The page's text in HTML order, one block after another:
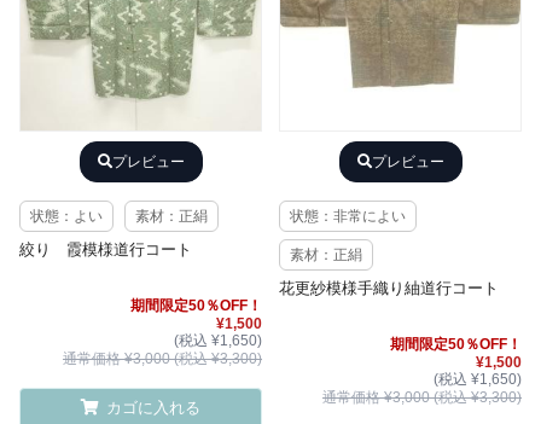
プレビュー
状態：よい 素材：正絹
絞り 霞模様道行コート
期間限定50％OFF！
¥1,500
(税込 ¥1,650)
通常価格 ¥3,000 (税込 ¥3,300)
カゴに入れる
プレビュー
状態：非常によい
素材：正絹
花更紗模様手織り紬道行コート
期間限定50％OFF！
¥1,500
(税込 ¥1,650)
通常価格 ¥3,000 (税込 ¥3,300)